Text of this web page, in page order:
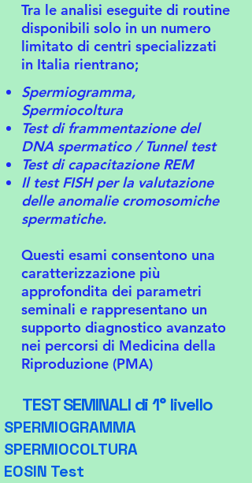
Tra le analisi eseguite di routine
disponibili solo in un numero
limitato di centri specializzati
in Italia rientrano;
Spermiogramma,
Spermiocoltura
Test di frammentazione del
DNA spermatico / Tunnel test
Test di capacitazione REM
Il test FISH per la valutazione
delle anomalie cromosomiche
spermatiche.
Questi esami consentono una
caratterizzazione più
approfondita dei parametri
seminali e rappresentano un
supporto diagnostico avanzato
nei percorsi di Medicina della
Riproduzione (PMA)
TEST SEMINALI di 1° livello
SPERMIOGRAMMA
SPERMIOCOLTURA
EOSIN Test